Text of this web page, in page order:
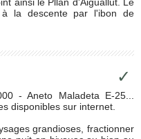
la descente par l'ibon de
✓
- Aneto Maladeta E-25...
disponibles sur internet.
grandioses, fractionner